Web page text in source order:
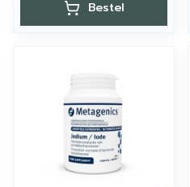
Bestel